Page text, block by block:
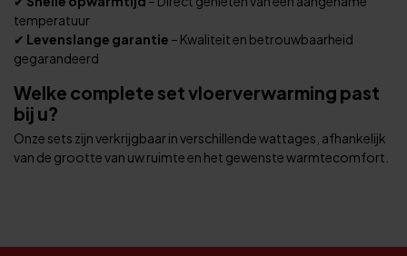
temperatuur
✔ Levenslange garantie – Kwaliteit en betrouwbaarheid
gegarandeerd
Welke complete set vloerverwarming past
bij u?
Onze sets zijn verkrijgbaar in verschillende wattages, afhankelijk
van de grootte van uw ruimte en het gewenste warmtecomfort.